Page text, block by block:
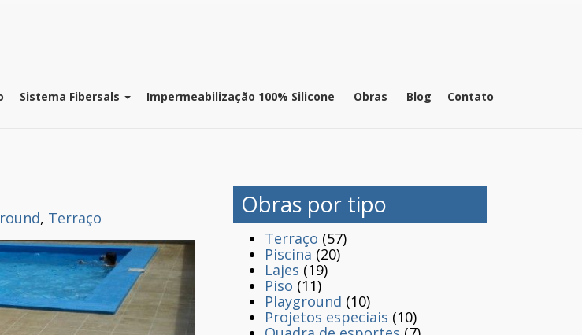
Sistema Fibersals Impermeabilização 100% Silicone Obras Blog Contato
, Terraço Obras por tipo
Terraço (57)
Piscina (20)
Lajes (19)
Piso (11)
Playground (10)
Projetos especiais (10)